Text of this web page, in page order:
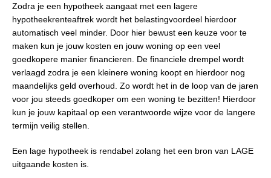
Zodra je een hypotheek aangaat met een lagere
hypotheekrenteaftrek wordt het belastingvoordeel hierdoor
automatisch veel minder. Door hier bewust een keuze voor te
maken kun je jouw kosten en jouw woning op een veel
goedkopere manier financieren. De financiele drempel wordt
verlaagd zodra je een kleinere woning koopt en hierdoor nog
maandelijks geld overhoud. Zo wordt het in de loop van de jaren
voor jou steeds goedkoper om een woning te bezitten! Hierdoor
kun je jouw kapitaal op een verantwoorde wijze voor de langere
termijn veilig stellen.
Een lage hypotheek is rendabel zolang het een bron van LAGE
uitgaande kosten is.